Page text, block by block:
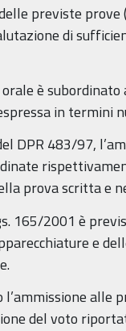
previste
di
è
in termini
DPR 483/97,
prova scritta e
165/2001 è
e
l’ammissione alle
del voto